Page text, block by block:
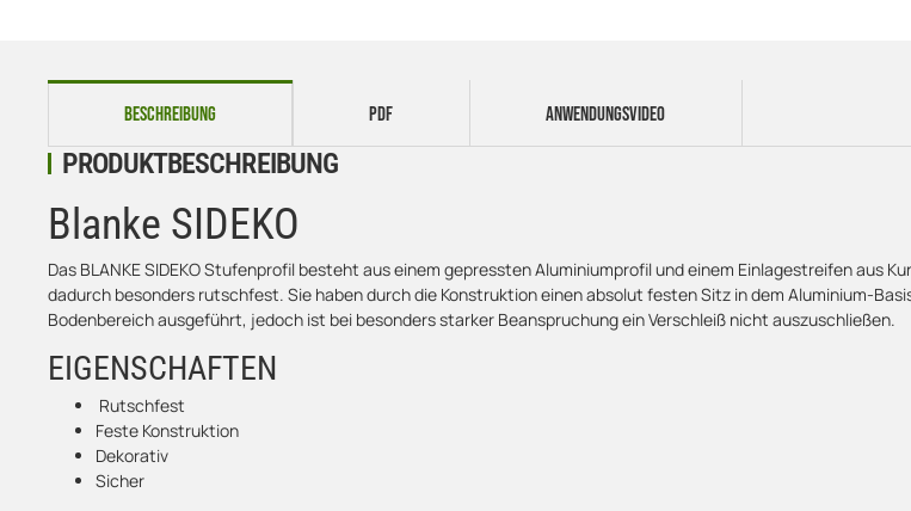
weitere Registerkarten anzeigen
BESCHREIBUNG PDF ANWENDUNGSVIDEO
PRODUKTBESCHREIBUNG
Blanke SIDEKO
Das BLANKE SIDEKO Stufenprofil besteht aus einem gepressten Aluminiumprofil und einem Einlagestreifen aus
dadurch besonders rutschfest. Sie haben durch die Konstruktion einen absolut festen Sitz in dem Aluminium-
Bodenbereich ausgeführt, jedoch ist bei besonders starker Beanspruchung ein Verschleiß nicht auszuschließen.
EIGENSCHAFTEN
Rutschfest
Feste Konstruktion
Dekorativ
Sicher